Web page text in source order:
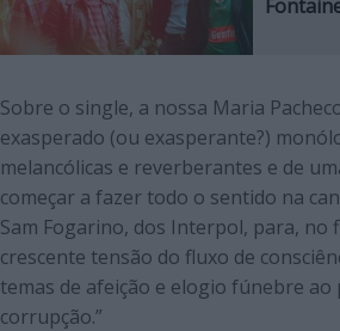
Sobre o single, a nossa Maria
exasperado (ou exasperante?)
melancólicas e reverberantes e de
começar a fazer todo o sentido na
Sam Fogarino, dos Interpol, para, no
crescente tensão do fluxo de
temas de afeição e elogio fúnebre
corrupção.”